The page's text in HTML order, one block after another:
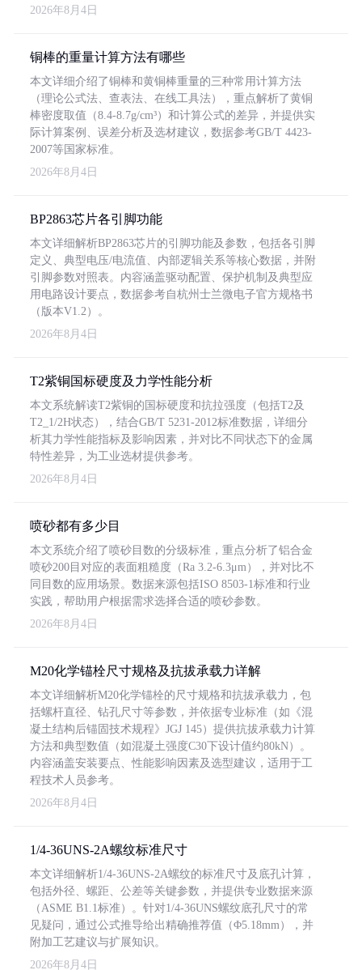
2026年8月4日
铜棒的重量计算方法有哪些
本文详细介绍了铜棒和黄铜棒重量的三种常用计算方法
（理论公式法、查表法、在线工具法），重点解析了黄铜
棒密度取值（8.4-8.7g/cm³）和计算公式的差异，并提供实
际计算案例、误差分析及选材建议，数据参考GB/T 4423-
2007等国家标准。
2026年8月4日
BP2863芯片各引脚功能
本文详细解析BP2863芯片的引脚功能及参数，包括各引脚
定义、典型电压/电流值、内部逻辑关系等核心数据，并附
引脚参数对照表。内容涵盖驱动配置、保护机制及典型应
用电路设计要点，数据参考自杭州士兰微电子官方规格书
（版本V1.2）。
2026年8月4日
T2紫铜国标硬度及力学性能分析
本文系统解读T2紫铜的国标硬度和抗拉强度（包括T2及
T2_1/2H状态），结合GB/T 5231-2012标准数据，详细分
析其力学性能指标及影响因素，并对比不同状态下的金属
特性差异，为工业选材提供参考。
2026年8月4日
喷砂都有多少目
本文系统介绍了喷砂目数的分级标准，重点分析了铝合金
喷砂200目对应的表面粗糙度（Ra 3.2-6.3μm），并对比不
同目数的应用场景。数据来源包括ISO 8503-1标准和行业
实践，帮助用户根据需求选择合适的喷砂参数。
2026年8月4日
M20化学锚栓尺寸规格及抗拔承载力详解
本文详细解析M20化学锚栓的尺寸规格和抗拔承载力，包
括螺杆直径、钻孔尺寸等参数，并依据专业标准（如《混
凝土结构后锚固技术规程》JGJ 145）提供抗拔承载力计算
方法和典型数值（如混凝土强度C30下设计值约80kN）。
内容涵盖安装要点、性能影响因素及选型建议，适用于工
程技术人员参考。
2026年8月4日
1/4-36UNS-2A螺纹标准尺寸
本文详细解析1/4-36UNS-2A螺纹的标准尺寸及底孔计算，
包括外径、螺距、公差等关键参数，并提供专业数据来源
（ASME B1.1标准）。针对1/4-36UNS螺纹底孔尺寸的常
见疑问，通过公式推导给出精确推荐值（Φ5.18mm），并
附加工艺建议与扩展知识。
2026年8月4日